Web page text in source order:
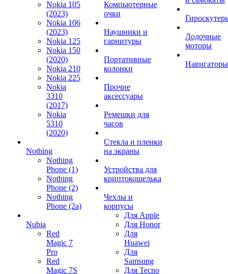
Nokia 105
(2023)
Nokia 106
(2023)
Nokia 125
Nokia 150
(2020)
Nokia 210
Nokia 225
Nokia
3310
(2017)
Nokia
5310
(2020)
Nothing
Nothing
Phone (1)
Nothing
Phone (2)
Nothing
Phone (2a)
Nubia
Red
Magic 7
Pro
Red
Magic 7S
Компьютерные
очки
Наушники и
гарнитуры
Портативные
колонки
Прочие
аксессуары
Ремешки для
часов
Стекла и пленки
на экраны
Устройства для
криптокошелька
Чехлы и
корпусы
Для Apple
Для Honor
Для
Huawei
Для
Samsung
Для Tecno
Лодочные
моторы
Навигаторы